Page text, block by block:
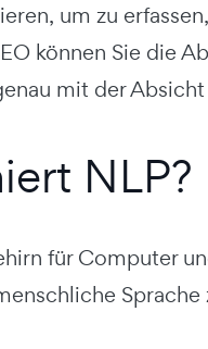
um zu
können Sie die
mit der
NLP?
für Computer
Sprache